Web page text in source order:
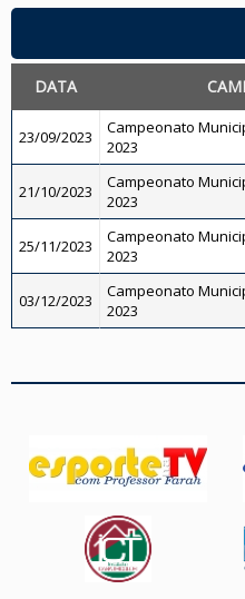
DATA
23/09/2023
Campeonato
2023
21/10/2023
Campeonato
2023
25/11/2023
Campeonato
2023
03/12/2023
Campeonato
2023